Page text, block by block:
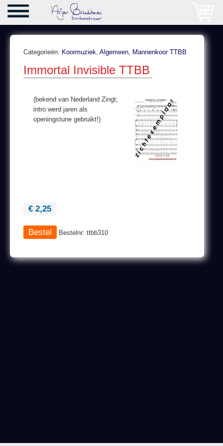
Categorieën: Koormuziek, Algemeen, Mannenkoor TTBB
Immortal Invisible TTBB
(bekend van Nederland Zingt;
intro werd jaren als
openingstune gebruikt!)
€ 2,25
Bestelnr: ttbb310